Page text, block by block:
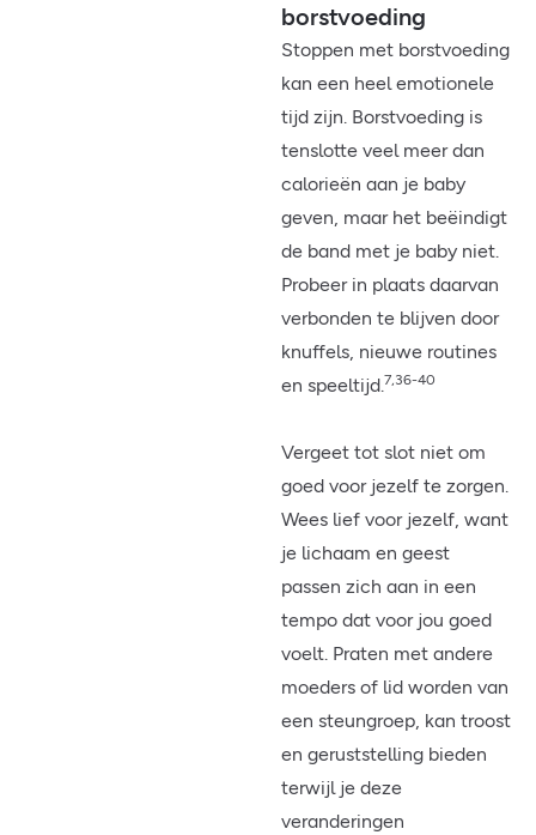
borstvoeding
Stoppen met borstvoeding
kan een heel emotionele
tijd zijn. Borstvoeding is
tenslotte veel meer dan
calorieën aan je baby
geven, maar het beëindigt
de band met je baby niet.
Probeer in plaats daarvan
verbonden te blijven door
knuffels, nieuwe routines
en speeltijd.7,36-40
Vergeet tot slot niet om
goed voor jezelf te zorgen.
Wees lief voor jezelf, want
je lichaam en geest
passen zich aan in een
tempo dat voor jou goed
voelt. Praten met andere
moeders of lid worden van
een steungroep, kan troost
en geruststelling bieden
terwijl je deze
veranderingen